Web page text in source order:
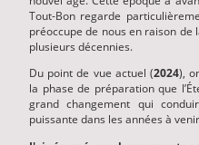
Tout-Bon regarde
préoccupe de nous en raison
plusieurs décennies.
Du point de vue actuel (2024),
la phase de préparation que
grand changement qui
puissante dans les années à